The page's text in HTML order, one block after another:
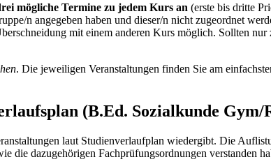
mögliche Termine zu jedem Kurs an (erste bis dritte
n angegeben haben und dieser/n nicht zugeordnet
mit einem anderen Kurs möglich. Sollten
. Die jeweiligen Veranstaltungen finden Sie am
(B.Ed. Sozialkunde Gym/
laut Studienverlaufplan wiedergibt. Die
die dazugehörigen Fachprüfungsordnungen verstanden